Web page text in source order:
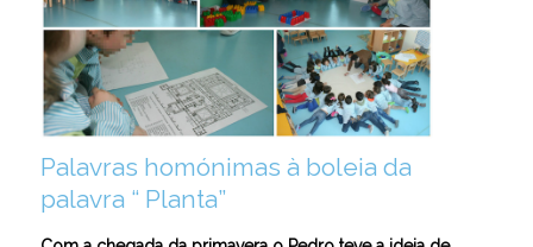
Palavras homónimas à boleia da
palavra “ Planta”